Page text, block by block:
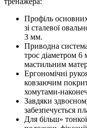
Профіль
зі сталевої
3 мм.
Приводна
трос діаметром 6
мастильним
Ергономічні
ковзаючим
хомутами-
Завдяки
забезпечується
Для більш»